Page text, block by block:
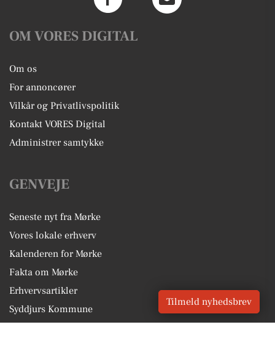
OM VORES DIGITAL
Om os
For annoncører
Vilkår og Privatlivspolitik
Kontakt VORES Digital
Administrer samtykke
GENVEJE
Seneste nyt fra Mørke
Vores lokale erhverv
Kalenderen for Mørke
Fakta om Mørke
Erhvervsartikler
Syddjurs Kommune
Tilmeld nyhedsbrev